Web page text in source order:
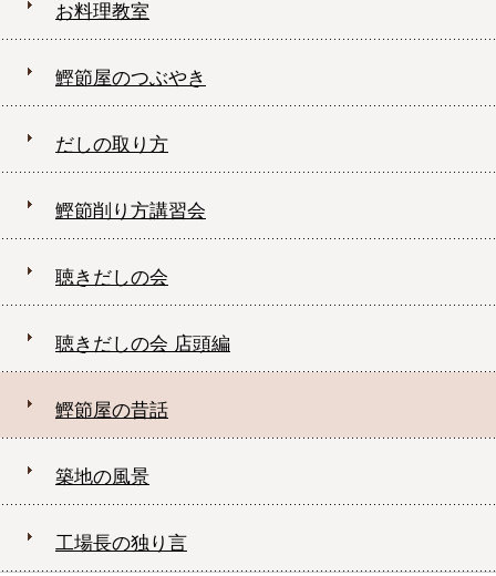
お料理教室
鰹節屋のつぶやき
だしの取り方
鰹節削り方講習会
聴きだしの会
聴きだしの会 店頭編
鰹節屋の昔話
築地の風景
工場長の独り言